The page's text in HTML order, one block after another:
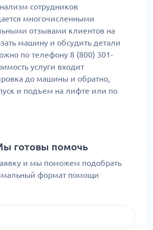
сотрудников
многочисленными
отзывами клиентов на
машину и обсудить детали
по телефону 8 (800) 301-
услуги входит
до машины и обратно,
и подъем на лифте или по
готовы помочь
и мы поможем подобрать
формат помощи